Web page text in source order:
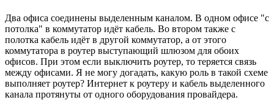
Два офиса соединены выделенным каналом. В одном офисе "с
потолка" в коммутатор идёт кабель. Во втором также с
полотка кабель идёт в другой коммутатор, а от этого
коммутатора в роутер выступающий шлюзом для обоих
офисов. При этом если выключить роутер, то теряется связь
между офисами. Я не могу догадать, какую роль в такой схеме
выполняет роутер? Интернет к роутеру и кабель выделенного
канала протянуты от одного оборудования провайдера.